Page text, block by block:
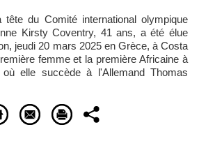
du Comité international olympique
Kirsty Coventry, 41 ans, a été élue
jeudi 20 mars 2025 en Grèce, à Costa
femme et la première Africaine à
elle succède à l'Allemand Thomas